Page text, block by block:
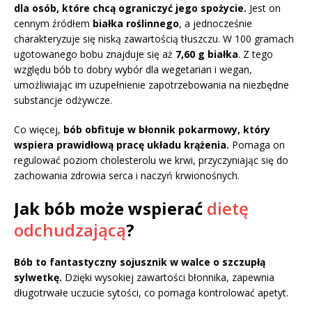
dla osób, które chcą ograniczyć jego spożycie. Jest on
cennym źródłem białka roślinnego, a jednocześnie
charakteryzuje się niską zawartością tłuszczu. W 100 gramach
ugotowanego bobu znajduje się aż 7,60 g białka. Z tego
względu bób to dobry wybór dla wegetarian i wegan,
umożliwiając im uzupełnienie zapotrzebowania na niezbędne
substancje odżywcze.
Co więcej, bób obfituje w błonnik pokarmowy, który
wspiera prawidłową pracę układu krążenia. Pomaga on
regulować poziom cholesterolu we krwi, przyczyniając się do
zachowania zdrowia serca i naczyń krwionośnych.
Jak bób może wspierać dietę
odchudzającą?
Bób to fantastyczny sojusznik w walce o szczupłą
sylwetkę. Dzięki wysokiej zawartości błonnika, zapewnia
długotrwałe uczucie sytości, co pomaga kontrolować apetyt.